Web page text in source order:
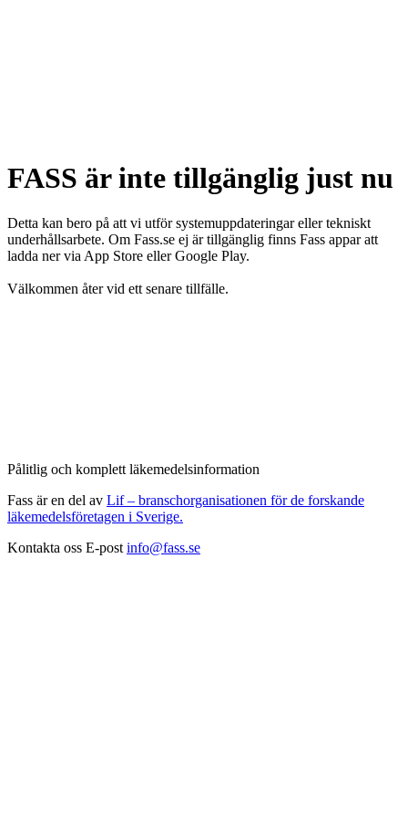
FASS är inte tillgänglig just nu
Detta kan bero på att vi utför systemuppdateringar eller tekniskt
underhållsarbete. Om Fass.se ej är tillgänglig finns Fass appar att
ladda ner via App Store eller Google Play.
Välkommen åter vid ett senare tillfälle.
Pålitlig och komplett läkemedelsinformation
Fass är en del av Lif – branschorganisationen för de forskande
läkemedelsföretagen i Sverige.
Kontakta oss E-post info@fass.se